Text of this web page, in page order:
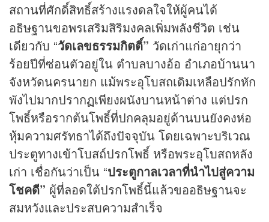
สถานที่ศักดิ์สิทธิ์สร้างแรงดลใจให้ผู้คนได้
อธิษฐานขอพรเสริมสิริมงคลเพิ่มพลังชีวิต เช่น
เดียวกับ “วัดเลขธรรมกิตติ์” วัดเก่าแก่อายุกว่า
ร้อยปีที่ซ่อนตัวอยู่ใน ตำบลบางอ้อ อำเภอบ้านนา
จังหวัดนครนายก แม้พระอุโบสถเดิมเหลือปรักหัก
พังไปมากปรากฏเพียงผนังบานหน้าต่าง แต่ปรก
โพธิ์หรือรากต้นโพธิ์ที่ปกคลุมอยู่ด้านบนยังคงห่อ
หุ้มความศรัทธาได้ถึงปัจจุบัน โดยเฉพาะบริเวณ
ประตูทางเข้าโบสถ์ปรกโพธิ์ หรือพระอุโบสถหลัง
เก่า เชื่อกันว่าเป็น “ประตูกาลเวลาที่นำไปสู่ความ
โชคดี” ผู้ที่ลอดใต้ปรกโพธิ์นี้แล้วขออธิษฐานจะ
สมหวังและประสบความสำเร็จ